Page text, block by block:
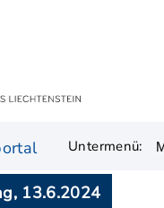
Untermenü:
13.6.2024